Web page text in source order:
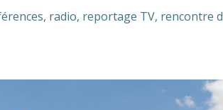
radio, reportage TV, rencontre